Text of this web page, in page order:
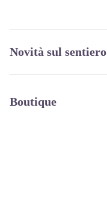
Novità sul sentiero
Boutique